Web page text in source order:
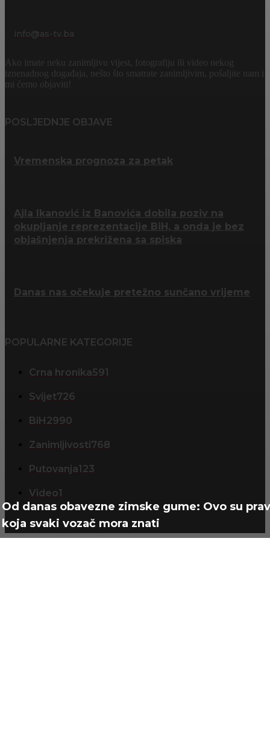
Od danas obavezne zimske gume: Ovo su
koja svaki vozač mora znati
info@as-tv.ba
Ako imate neku zanimljivu vijest, fotografiju ili video nekog
iznenadnog događaja, nešto što smatrate zanimljivim, pošaljite nam i
mi ćemo objaviti!
POSLJEDNJE OBJAVE
Vremenska prognoza za petak
Ajla Ikanović iz Banovića dobila poziv na
okupljanje reprezentacije BiH, a onda je bez
objašnjenja prekrižena sa spiska
Danas nas očekuje pretežno sunčano vrijeme
POPULARNE KATEGORIJE
Crna hronika591
Svijet726
BiH 2990
Zanimljivosti768
Putovanja123
Video1